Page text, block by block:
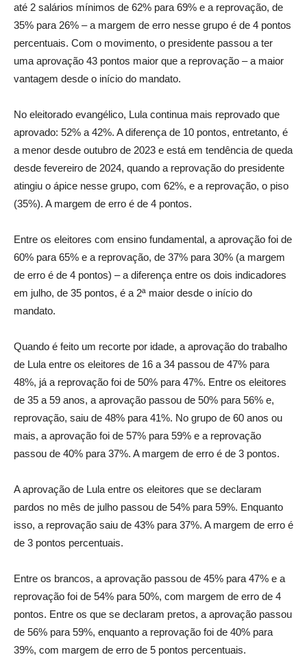
até 2 salários mínimos de 62% para 69% e a reprovação, de
35% para 26% – a margem de erro nesse grupo é de 4 pontos
percentuais. Com o movimento, o presidente passou a ter
uma aprovação 43 pontos maior que a reprovação – a maior
vantagem desde o início do mandato.
No eleitorado evangélico, Lula continua mais reprovado que
aprovado: 52% a 42%. A diferença de 10 pontos, entretanto, é
a menor desde outubro de 2023 e está em tendência de queda
desde fevereiro de 2024, quando a reprovação do presidente
atingiu o ápice nesse grupo, com 62%, e a reprovação, o piso
(35%). A margem de erro é de 4 pontos.
Entre os eleitores com ensino fundamental, a aprovação foi de
60% para 65% e a reprovação, de 37% para 30% (a margem
de erro é de 4 pontos) – a diferença entre os dois indicadores
em julho, de 35 pontos, é a 2ª maior desde o início do
mandato.
Quando é feito um recorte por idade, a aprovação do trabalho
de Lula entre os eleitores de 16 a 34 passou de 47% para
48%, já a reprovação foi de 50% para 47%. Entre os eleitores
de 35 a 59 anos, a aprovação passou de 50% para 56% e,
reprovação, saiu de 48% para 41%. No grupo de 60 anos ou
mais, a aprovação foi de 57% para 59% e a reprovação
passou de 40% para 37%. A margem de erro é de 3 pontos.
A aprovação de Lula entre os eleitores que se declaram
pardos no mês de julho passou de 54% para 59%. Enquanto
isso, a reprovação saiu de 43% para 37%. A margem de erro é
de 3 pontos percentuais.
Entre os brancos, a aprovação passou de 45% para 47% e a
reprovação foi de 54% para 50%, com margem de erro de 4
pontos. Entre os que se declaram pretos, a aprovação passou
de 56% para 59%, enquanto a reprovação foi de 40% para
39%, com margem de erro de 5 pontos percentuais.